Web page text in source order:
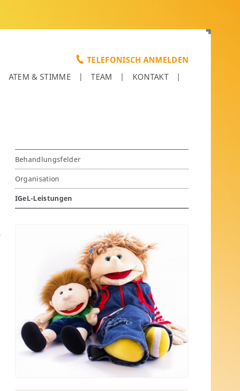
TELEFONISCH ANMELDEN
ATEM & STIMME TEAM KONTAKT
Navigation
überspringen
Behandlungsfelder
Organisation
IGeL-Leistungen